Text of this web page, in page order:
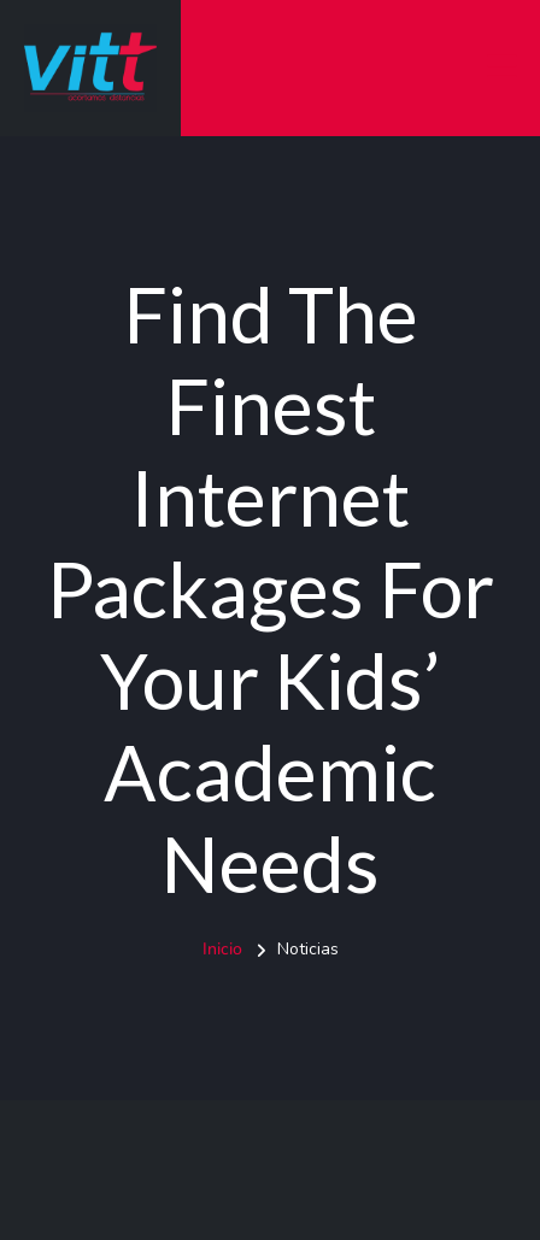
Find The
Finest
Internet
Packages For
Your Kids’
Academic
Needs
Inicio Noticias